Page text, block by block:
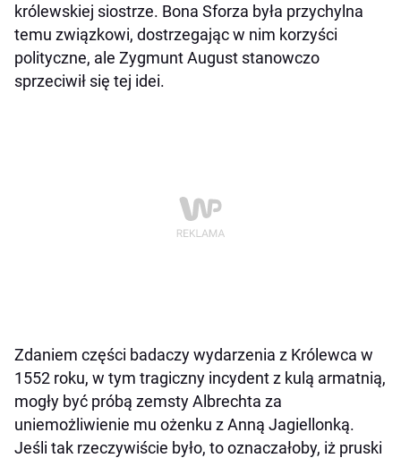
królewskiej siostrze. Bona Sforza była przychylna
temu związkowi, dostrzegając w nim korzyści
polityczne, ale Zygmunt August stanowczo
sprzeciwił się tej idei.
Zdaniem części badaczy wydarzenia z Królewca w
1552 roku, w tym tragiczny incydent z kulą armatnią,
mogły być próbą zemsty Albrechta za
uniemożliwienie mu ożenku z Anną Jagiellonką.
Jeśli tak rzeczywiście było, to oznaczałoby, iż pruski